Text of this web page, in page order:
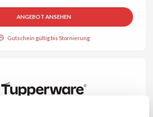
ANGEBOT ANSEHEN
Gutschein gültig bis Stornierung